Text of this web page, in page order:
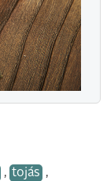
, tojás ,